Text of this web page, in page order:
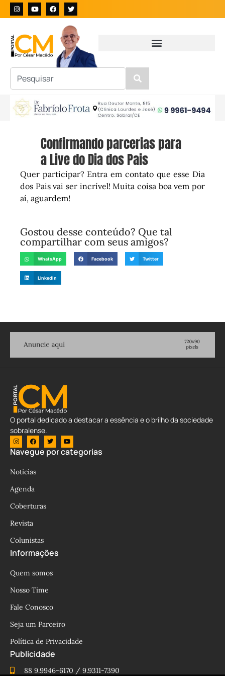
Confirmando parcerias para
a Live do Dia dos Pais
Quer participar? Entra em contato que esse Dia
dos Pais vai ser incrível! Muita coisa boa vem por
aí, aguardem!
Gostou desse conteúdo? Que tal
compartilhar com seus amigos?
WhatsApp Facebook Twitter
LinkedIn
O portal dedicado a destacar a essência e o brilho da sociedade
sobralense.
Navegue por categorias
Notícias
Agenda
Coberturas
Revista
Colunistas
Informações
Quem somos
Nosso Time
Fale Conosco
Seja um Parceiro
Política de Privacidade
Publicidade
88 9.9946-6170 / 9.9311-7390